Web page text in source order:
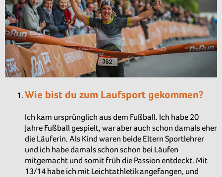
Wie bist du zum Laufsport gekommen?
Ich kam ursprünglich aus dem Fußball. Ich habe 20
Jahre Fußball gespielt, war aber auch schon damals eher
die Läuferin. Als Kind waren beide Eltern Sportlehrer
und ich habe damals schon schon bei Läufen
mitgemacht und somit früh die Passion entdeckt. Mit
13/14 habe ich mit Leichtathletik angefangen, und